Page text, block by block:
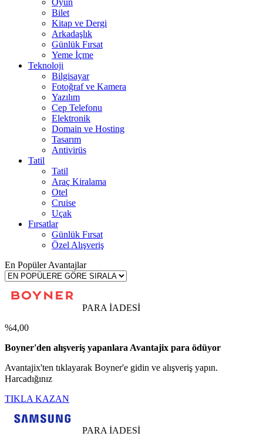
Oyun
Bilet
Kitap ve Dergi
Arkadaşlık
Günlük Fırsat
Yeme İçme
Teknoloji
Bilgisayar
Fotoğraf ve Kamera
Yazılım
Cep Telefonu
Elektronik
Domain ve Hosting
Tasarım
Antivirüs
Tatil
Tatil
Araç Kiralama
Otel
Cruise
Uçak
Fırsatlar
Günlük Fırsat
Özel Alışveriş
En Popüler Avantajlar
PARA İADESİ
%4,00
Boyner'den alışveriş yapanlara Avantajix para ödüyor
Avantajix'ten tıklayarak Boyner'e gidin ve alışveriş yapın.
Harcadığınız
TIKLA KAZAN
PARA İADESİ